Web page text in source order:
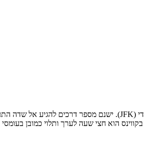
הוא חצי שעה לערך ותלוי כמובן